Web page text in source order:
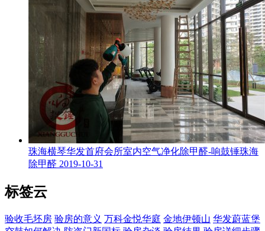
珠海横琴华发首府会所室内空气净化除甲醛-响鼓锤珠海
除甲醛 2019-10-31
标签云
验收毛坯房 验房的意义 万科金悦华庭 金地伊顿山 华发蔚蓝堡